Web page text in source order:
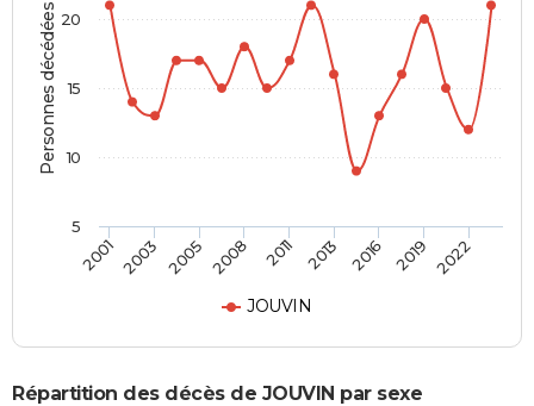
Personnes décédées
JOUVIN
2001 2003 2005 2008 2011 2013 2016 2019 2022
5
10
15
20
Répartition des décès de JOUVIN par sexe